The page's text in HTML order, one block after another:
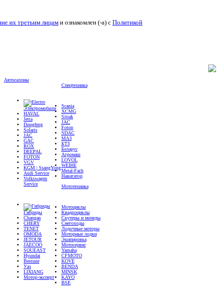
их третьим лицами ознакомлен (-а) cПолитикой
Автосалоны
Электромобили
HAVAL
Jetta
Dongfeng
Solaris
JAC
GAC
ROX
DEEPAL
FOTON
VGV
KGM | SsangYong
Audi Service
Volkswagen
Service
Гибриды
Changan
CHERY
TENET
OMODA
JETOUR
JAECOO
SOUEAST
Hyundai
Bestune
Уаз
LIXIANG
Мотор-эксперт
Спецтехника
Scania
XCMG
Sitrak
JAC
Foton
SDAC
МАЗ
БТЗ
Беларус
Агромаш
LOVOL
WEIHE
Metal-Fach
Навигатор
Мототехника
Мотоциклы
Квадроциклы
Скутеры и мопеды
Снегоходы
Лодочные моторы
Моторные лодки
Экипировка
Мотосервис
Yamaha
CFMOTO
KOVE
BENDA
MINSK
KAYO
BSE